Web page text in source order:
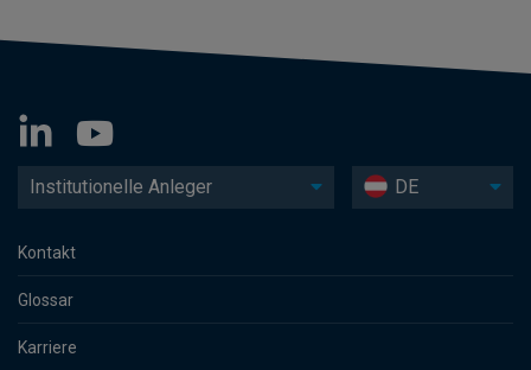
Institutionelle Anleger DE
Kontakt
Glossar
Karriere